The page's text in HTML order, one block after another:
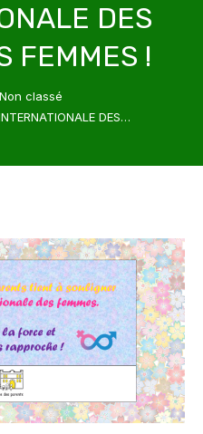
DES
FEMMES !
Non classé
DES…